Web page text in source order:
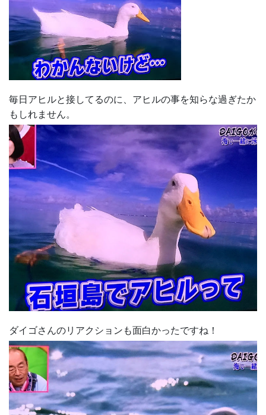
毎日アヒルと接してるのに、アヒルの事を知らな過ぎたか
もしれません。
ダイゴさんのリアクションも面白かったですね！